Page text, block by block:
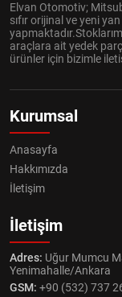
Elvan Otomotiv;
sıfır orijinal ve yeni
araçlara ait yedek
ürünler için bizimle
Kurumsal
Anasayfa
Hakkımızda
İletişim
İletişim
Adres: Uğur Mumcu
Yenimahalle/Ankara
GSM: +90 (532) 737